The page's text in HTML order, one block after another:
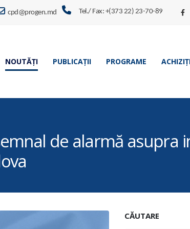
cpd@progen.md Tel./ Fax: +(373 22) 23-70-89
NOUTĂȚI PUBLICAȚII PROGRAME
de alarmă asupra
CĂUTARE